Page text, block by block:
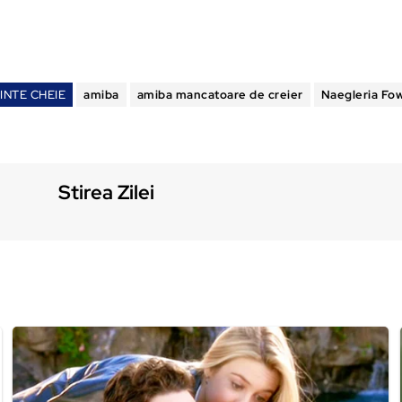
CHEIE amiba amiba mancatoare de creier Naegleria
Stirea Zilei